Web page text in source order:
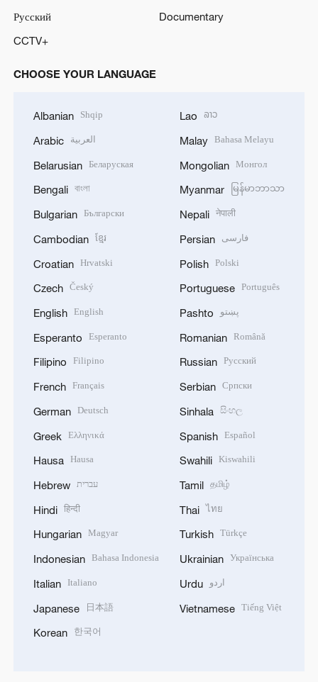
Русский
Documentary
CCTV+
CHOOSE YOUR LANGUAGE
Albanian Shqip
Arabic العربية
Belarusian Беларуская
Bengali বাংলা
Bulgarian Български
Cambodian ខ្មែរ
Croatian Hrvatski
Czech Český
English English
Esperanto Esperanto
Filipino Filipino
French Français
German Deutsch
Greek Ελληνικά
Hausa Hausa
Hebrew עברית
Hindi हिन्दी
Hungarian Magyar
Indonesian Bahasa Indonesia
Italian Italiano
Japanese 日本語
Korean 한국어
Lao ລາວ
Malay Bahasa Melayu
Mongolian Монгол
Myanmar မြန်မာဘာသာ
Nepali नेपाली
Persian فارسی
Polish Polski
Portuguese Português
Pashto پښتو
Romanian Română
Russian Русский
Serbian Српски
Sinhala සිංහල
Spanish Español
Swahili Kiswahili
Tamil தமிழ்
Thai ไทย
Turkish Türkçe
Ukrainian Українська
Urdu اردو
Vietnamese Tiếng Việt